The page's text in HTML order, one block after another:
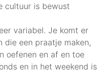
cultuur is bewust
variabel. Je komt er
die een praatje maken,
oefenen en af en toe
en in het weekend is